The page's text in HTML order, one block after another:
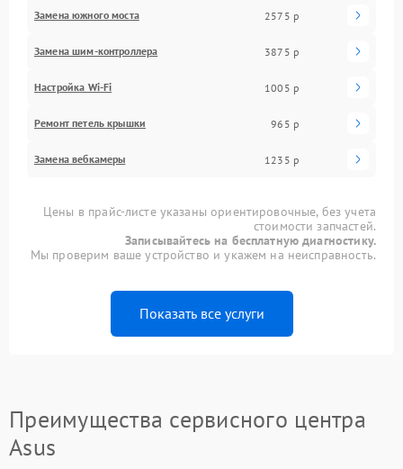
Замена южного моста 2575 р
Замена шим-контроллера 3875 р
Настройка Wi-Fi 1005 р
Ремонт петель крышки 965 р
Замена вебкамеры 1235 р
Цены в прайс-листе указаны ориентировочные, без учета
стоимости запчастей.
Записывайтесь на бесплатную диагностику.
Мы проверим ваше устройство и укажем на неисправность.
Показать все услуги
Преимущества сервисного центра
Asus